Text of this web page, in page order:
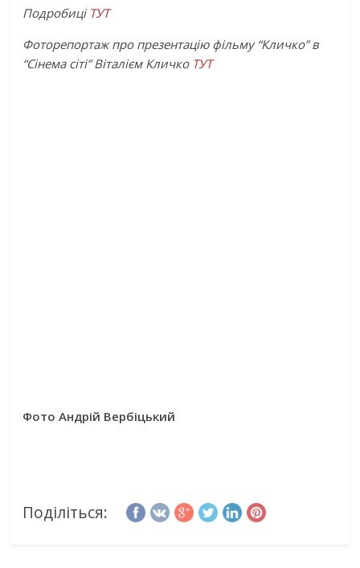
Подробиці ТУТ
Фоторепортаж про презентацію фільму “Кличко” в
“Сінема сіті” Віталієм Кличко ТУТ
Фото Андрій Вербіцький
Поділіться: